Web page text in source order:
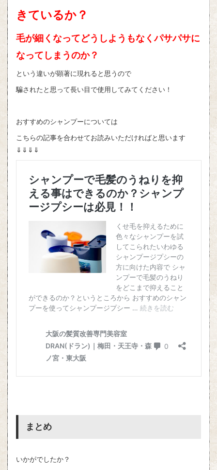
きているか？
毛が細くなってどうしようもなくパサパサに
なってしまうのか？
という違いが顕著に現れると思うので
騙されたと思って長い目で使用してみてください！
おすすめのシャンプーについては
こちらの記事を合わせてお読みいただければと思います
⇓⇓⇓⇓
まとめ
いかがでしたか？